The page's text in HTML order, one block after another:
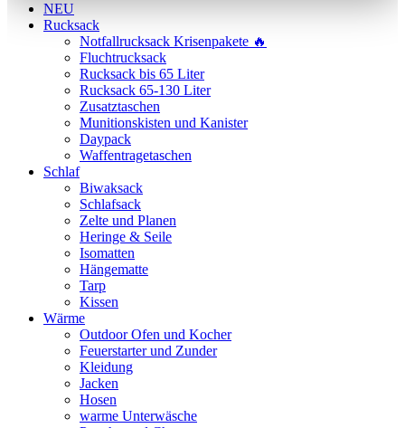
NEU
Rucksack
Notfallrucksack Krisenpakete 🔥
Fluchtrucksack
Rucksack bis 65 Liter
Rucksack 65-130 Liter
Zusatztaschen
Munitionskisten und Kanister
Daypack
Waffentragetaschen
Schlaf
Biwaksack
Schlafsack
Zelte und Planen
Heringe & Seile
Isomatten
Hängematte
Tarp
Kissen
Wärme
Outdoor Ofen und Kocher
Feuerstarter und Zunder
Kleidung
Jacken
Hosen
warme Unterwäsche